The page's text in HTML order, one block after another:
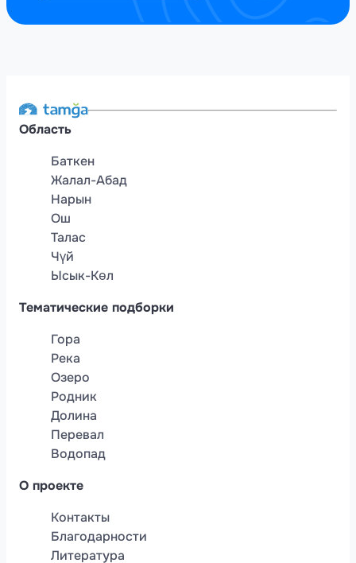
Область
Баткен
Жалал-Абад
Нарын
Ош
Талас
Чүй
Ысык-Көл
Тематические подборки
Гора
Река
Озеро
Родник
Долина
Перевал
Водопад
О проекте
Контакты
Благодарности
Литература